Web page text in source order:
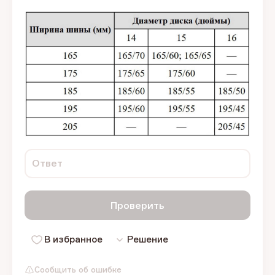
Сообщить об ошибке
Ответ
Проверить
В избранное Решение